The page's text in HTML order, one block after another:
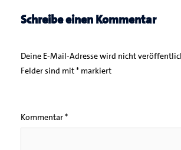
Schreibe einen Kommentar
Deine E-Mail-Adresse wird nicht
Felder sind mit* markiert
Kommentar*